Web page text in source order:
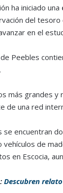
ha iniciado una
del
en el
Peebles
más grandes y
de una red
se encuentran
vehículos de
en Escocia,
Descubren